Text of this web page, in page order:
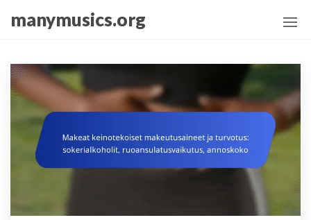
content
manymusics.org